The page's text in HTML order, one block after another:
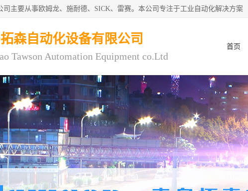
司主要从事欧姆龙、施耐德、SICK、雷赛。本公司专注于工业自动化解决方案
森自动化设备有限公司
Tawson Automation Equipment co.Ltd
首页
人才招聘